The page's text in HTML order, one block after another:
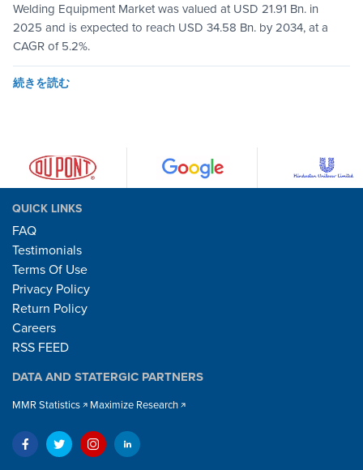
Welding Equipment Market was valued at USD 21.91 Bn. in
2025 and is expected to reach USD 34.58 Bn. by 2034, at a
CAGR of 5.2%.
続きを読む
QUICK LINKS
FAQ
Testimonials
Terms Of Use
Privacy Policy
Return Policy
Careers
RSS FEED
DATA AND STATERGIC PARTNERS
MMR Statistics Maximize Research